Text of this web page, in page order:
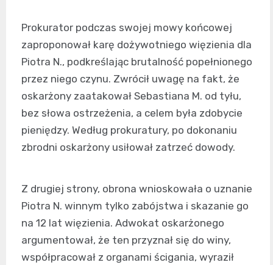
Prokurator podczas swojej mowy końcowej
zaproponował karę dożywotniego więzienia dla
Piotra N., podkreślając brutalność popełnionego
przez niego czynu. Zwrócił uwagę na fakt, że
oskarżony zaatakował Sebastiana M. od tyłu,
bez słowa ostrzeżenia, a celem była zdobycie
pieniędzy. Według prokuratury, po dokonaniu
zbrodni oskarżony usiłował zatrzeć dowody.
Z drugiej strony, obrona wnioskowała o uznanie
Piotra N. winnym tylko zabójstwa i skazanie go
na 12 lat więzienia. Adwokat oskarżonego
argumentował, że ten przyznał się do winy,
współpracował z organami ścigania, wyraził